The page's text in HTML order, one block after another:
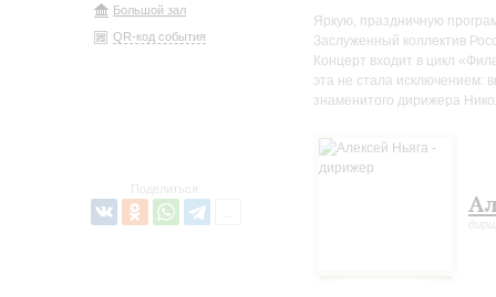
Большой зал
QR-код события
Поделиться:
Яркую, праздничную
Заслуженный коллектив
Концерт входит в цикл
эта не стала исключением:
знаменитого дирижера